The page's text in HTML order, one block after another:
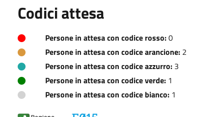
Codici attesa
Persone in attesa con codice rosso:0
Persone in attesa con codice arancione: 2
Persone in attesa con codice azzurro: 3
Persone in attesa con codice verde: 1
Persone in attesa con codice bianco: 1